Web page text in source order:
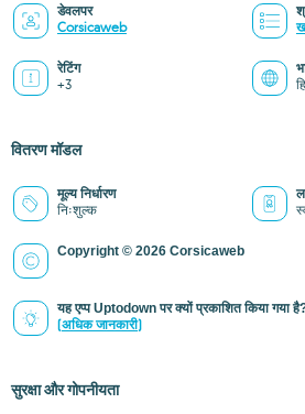
डेवलपर
Corsicaweb
रेटिंग
+3
वितरण मॉडल
मूल्य निर्धारण
निःशुल्क
Copyright © 2026 Corsicaweb
यह एप्प Uptodown पर क्यों प्रकाशित किया गया
(अधिक जानकारी)
सुरक्षा और गोपनीयता